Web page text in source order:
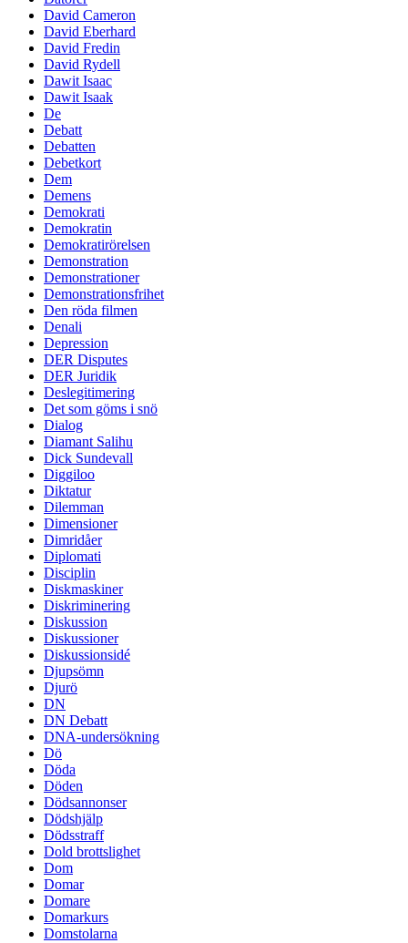
David Cameron
David Eberhard
David Fredin
David Rydell
Dawit Isaac
Dawit Isaak
De
Debatt
Debatten
Debetkort
Dem
Demens
Demokrati
Demokratin
Demokratirörelsen
Demonstration
Demonstrationer
Demonstrationsfrihet
Den röda filmen
Denali
Depression
DER Disputes
DER Juridik
Deslegitimering
Det som göms i snö
Dialog
Diamant Salihu
Dick Sundevall
Diggiloo
Diktatur
Dilemman
Dimensioner
Dimridåer
Diplomati
Disciplin
Diskmaskiner
Diskriminering
Diskussion
Diskussioner
Diskussionsidé
Djupsömn
Djurö
DN
DN Debatt
DNA-undersökning
Dö
Döda
Döden
Dödsannonser
Dödshjälp
Dödsstraff
Dold brottslighet
Dom
Domar
Domare
Domarkurs
Domstolarna